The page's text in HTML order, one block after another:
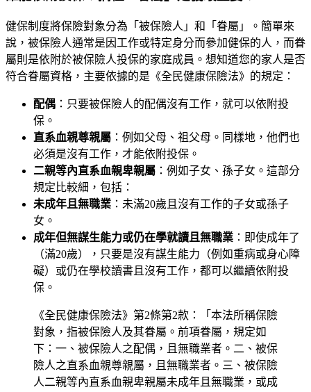
健保制度將保險對象分為「被保險人」和「眷屬」。簡單來
說，被保險人通常是因工作或特定身分而參加健保的人，而眷
屬則是依附於被保險人投保的家庭成員。想知道您的家人是否
符合眷屬資格，主要依據的是《全民健康保險法》的規定：
配偶 ：只要被保險人的配偶沒有工作，就可以依附投
保。
直系血親尊親屬 ：例如父母、祖父母。同樣地，他們也
必須是沒有工作，才能依附投保。
二親等內直系血親卑親屬 ：例如子女、孫子女。這部分
規定比較細，包括：
未成年且無職業 ：未滿20歲且沒有工作的子女或孫子
女。
成年但無謀生能力或仍在學就讀且無職業 ：即使成年了
（滿20歲），只要是沒有謀生能力（例如重病或身心障
礙）或仍在學校讀書且沒有工作，都可以繼續依附投
保。
《全民健康保險法》第2條第2款：「本法所稱保險
對象，指被保險人及其眷屬。前項眷屬，規定如
下：一、被保險人之配偶，且無職業者。二、被保
險人之直系血親尊親屬，且無職業者。三、被保險
人二親等內直系血親卑親屬未成年且無職業，或成